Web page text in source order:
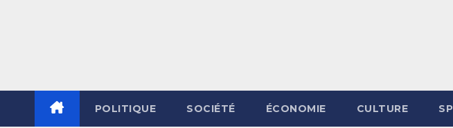
POLITIQUE SOCIÉTÉ ÉCONOMIE CULTURE